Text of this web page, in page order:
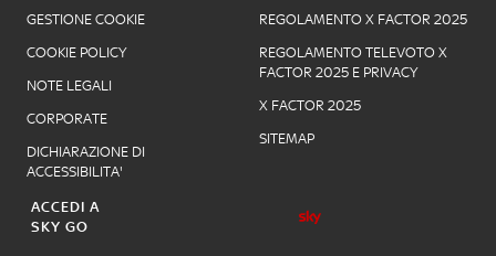
GESTIONE COOKIE
COOKIE POLICY
NOTE LEGALI
CORPORATE
DICHIARAZIONE DI
ACCESSIBILITA'
REGOLAMENTO X FACTOR 2025
REGOLAMENTO TELEVOTO X
FACTOR 2025 E PRIVACY
X FACTOR 2025
SITEMAP
ACCEDI A
SKY GO